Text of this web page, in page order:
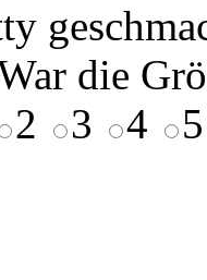
die
2 3 4
5